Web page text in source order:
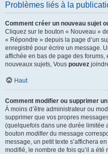
Problèmes liés à la
Comment créer un nouveau sujet
Cliquez sur le bouton « Nouveau »
« Répondre » depuis la page d’un
enregistré pour écrire un message.
affichée en bas de page des forums,
nouveaux sujets, Vous pouvez
Haut
Comment modifier ou supprimer
À moins d’être administrateur ou
supprimer que vos propres
(quelquefois dans une durée limitée
bouton modifierdu message
message, un petit texte s’affichera
modifié, le nombre de fois qu’il a